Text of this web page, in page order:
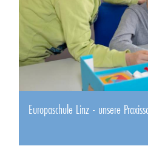
Europaschule Linz - unsere